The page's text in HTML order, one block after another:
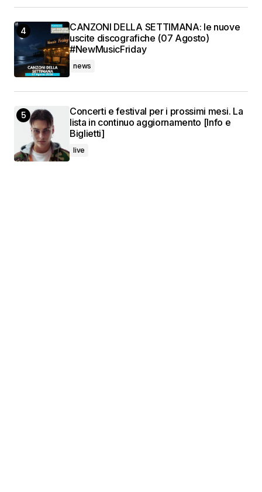
CANZONI DELLA SETTIMANA: le nuove
uscite discografiche (07 Agosto)
#NewMusicFriday
news
Concerti e festival per i prossimi mesi. La
lista in continuo aggiornamento [Info e
Biglietti]
live